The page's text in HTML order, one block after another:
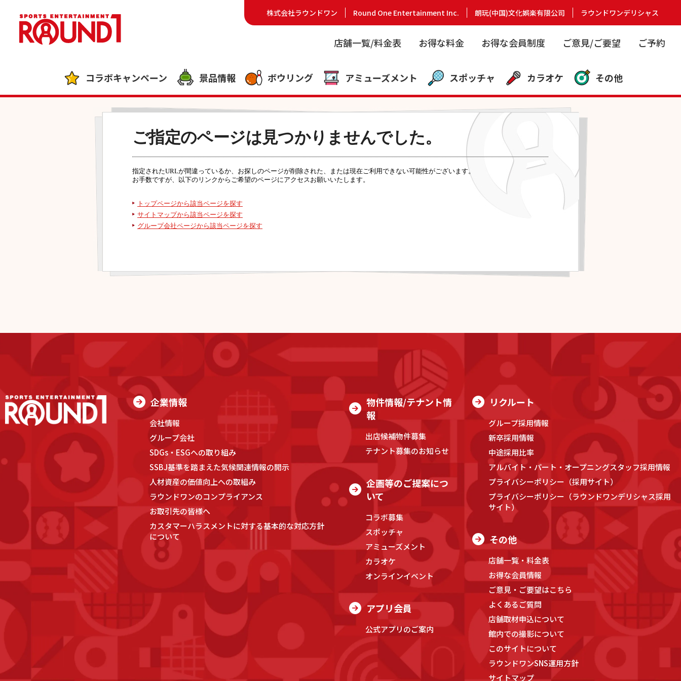
株式会社ラウンドワン Round One Entertainment Inc. 朗玩(中国)文化娯楽有限公司 ラウンドワンデリシャス
店舗一覧/料金表 お得な料金 お得な会員制度 ご意見/ご要望 ご予約
コラボキャンペーン 景品情報 ボウリング アミューズメント スポッチャ カラオケ その他
ご指定のページは見つかりませんでした。
指定されたURLが間違っているか、お探しのページが削除された、または現在ご利用できない可能性がございます。
お手数ですが、以下のリンクからご希望のページにアクセスお願いいたします。
トップページから該当ページを探す
サイトマップから該当ページを探す
グループ会社ページから該当ページを探す
企業情報
会社情報
グループ会社
SDGs・ESGへの取り組み
SSBJ基準を踏まえた気候関連情報の開示
人材資産の価値向上への取組み
ラウンドワンのコンプライアンス
お取引先の皆様へ
カスタマーハラスメントに対する基本的な対応方針
について
物件情報/テナント情
報
出店候補物件募集
テナント募集のお知らせ
企画等のご提案につ
いて
コラボ募集
スポッチャ
アミューズメント
カラオケ
オンラインイベント
アプリ会員
公式アプリのご案内
リクルート
グループ採用情報
新卒採用情報
中途採用比率
アルバイト・パート・オープニングスタッフ採用情報
プライバシーポリシー（採用サイト）
プライバシーポリシー（ラウンドワンデリシャス採用
サイト）
その他
店舗一覧・料金表
お得な会員情報
ご意見・ご要望はこちら
よくあるご質問
店舗取材申込について
館内での撮影について
このサイトについて
ラウンドワンSNS運用方針
サイトマップ